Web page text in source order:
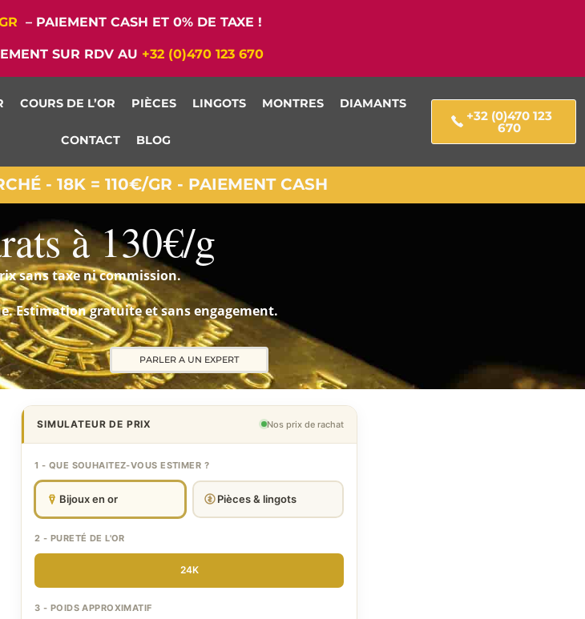
– PAIEMENT CASH ET 0% DE TAXE !
SUR RDV AU +32 (0)470 123 670
COURS DE L’OR PIÈCES LINGOTS MONTRES DIAMANTS
CONTACT BLOG
+32 (0)470 123
670
- 18K = 110€/GR - PAIEMENT CASH
à 130€/g
sans taxe ni commission.
Estimation gratuite et sans engagement.
PARLER A UN EXPERT
SIMULATEUR DE PRIX Nos prix de rachat
1 - QUE SOUHAITEZ-VOUS ESTIMER ?
Bijoux en or Pièces & lingots
2 - PURETÉ DE L'OR
24K
3 - POIDS APPROXIMATIF